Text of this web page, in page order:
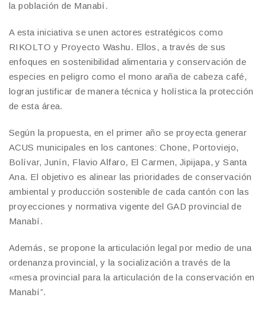
la población de Manabí.
A esta iniciativa se unen actores estratégicos como
RIKOLTO y Proyecto Washu. Ellos, a través de sus
enfoques en sostenibilidad alimentaria y conservación de
especies en peligro como el mono araña de cabeza café,
logran justificar de manera técnica y holística la protección
de esta área.
Según la propuesta, en el primer año se proyecta generar
ACUS municipales en los cantones: Chone, Portoviejo,
Bolívar, Junín, Flavio Alfaro, El Carmen, Jipijapa, y Santa
Ana. El objetivo es alinear las prioridades de conservación
ambiental y producción sostenible de cada cantón con las
proyecciones y normativa vigente del GAD provincial de
Manabí.
Además, se propone la articulación legal por medio de una
ordenanza provincial, y la socialización a través de la
«mesa provincial para la articulación de la conservación en
Manabí”.